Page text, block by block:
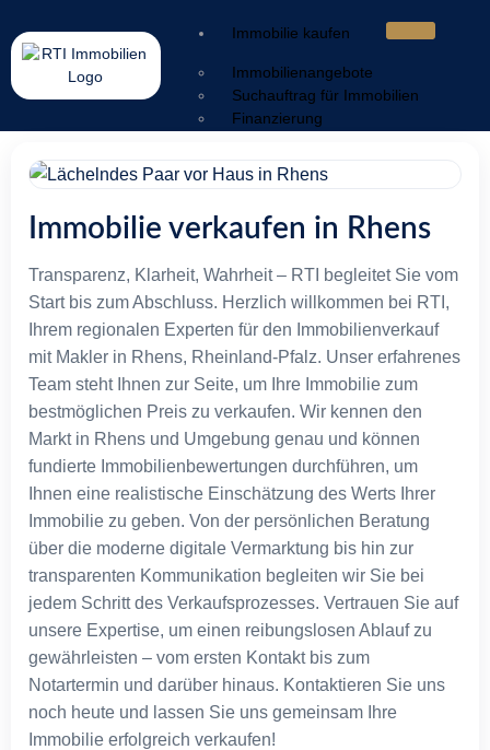
Immobilie kaufen
Immobilienangebote
Suchauftrag für Immobilien
Finanzierung
Verkaufsstrategie
Vermarktung
Service & Nachbetreuung
Sorgen & Lösungen
Ratgeber
Energieausweis
Geldwäschegesetz
Makleralleinauftrag
Warum mit Makler
Kaufnebenkosten
Tippgeber
Unternehmen
Kontakt
Immobilie verkaufen in Rhens
Transparenz, Klarheit, Wahrheit – RTI begleitet Sie vom
Start bis zum Abschluss. Herzlich willkommen bei RTI,
Ihrem regionalen Experten für den Immobilienverkauf
mit Makler in Rhens, Rheinland-Pfalz. Unser erfahrenes
Team steht Ihnen zur Seite, um Ihre Immobilie zum
bestmöglichen Preis zu verkaufen. Wir kennen den
Markt in Rhens und Umgebung genau und können
fundierte Immobilienbewertungen durchführen, um
Ihnen eine realistische Einschätzung des Werts Ihrer
Immobilie zu geben. Von der persönlichen Beratung
über die moderne digitale Vermarktung bis hin zur
transparenten Kommunikation begleiten wir Sie bei
jedem Schritt des Verkaufsprozesses. Vertrauen Sie auf
unsere Expertise, um einen reibungslosen Ablauf zu
gewährleisten – vom ersten Kontakt bis zum
Notartermin und darüber hinaus. Kontaktieren Sie uns
noch heute und lassen Sie uns gemeinsam Ihre
Immobilie erfolgreich verkaufen!